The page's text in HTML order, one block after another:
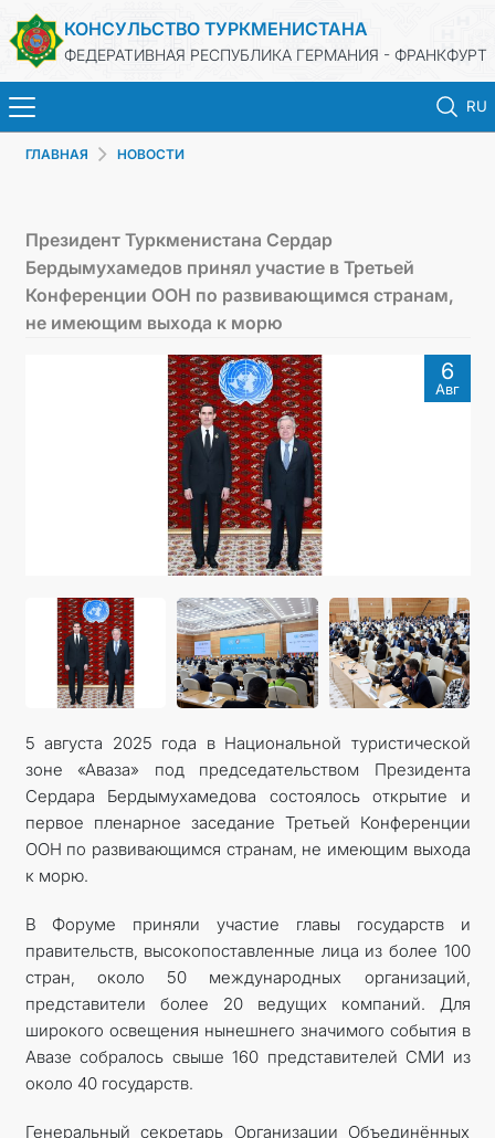
КОНСУЛЬСТВО ТУРКМЕНИСТАНА
ФЕДЕРАТИВНАЯ РЕСПУБЛИКА ГЕРМАНИЯ - ФРАНКФУРТ
RU
МИД
ТУРКМЕНИСТАН
КОНТАКТНЫЕ ДАННЫЕ
ГЛАВНАЯ НОВОСТИ
Президент Туркменистана Сердар
Бердымухамедов принял участие в Третьей
Конференции ООН по развивающимся странам,
не имеющим выхода к морю
6
Авг
5 августа 2025 года в Национальной туристической
зоне «Аваза» под председательством Президента
Сердара Бердымухамедова состоялось открытие и
первое пленарное заседание Третьей Конференции
ООН по развивающимся странам, не имеющим выхода
к морю.
В Форуме приняли участие главы государств и
правительств, высокопоставленные лица из более 100
стран, около 50 международных организаций,
представители более 20 ведущих компаний. Для
широкого освещения нынешнего значимого события в
Авазе собралось свыше 160 представителей СМИ из
около 40 государств.
Генеральный секретарь Организации Объединённых